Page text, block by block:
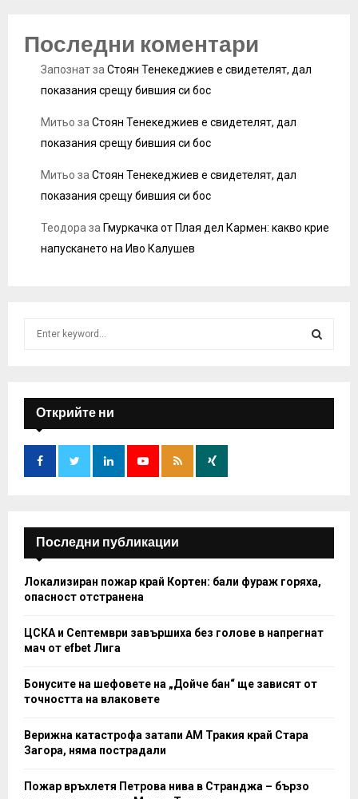
Последни коментари
Запознатза Стоян Тенекеджиев е свидетелят, дал
показания срещу бившия си бос
Митьо за Стоян Тенекеджиев е свидетелят, дал
показания срещу бившия си бос
Митьо за Стоян Тенекеджиев е свидетелят, дал
показания срещу бившия си бос
Теодора за Гмуркачка от Плая дел Кармен: какво крие
напускането на Иво Калушев
f
o
:
E
A
H
Открийте ни
Последни публикации
Локализиран пожар край Кортен: бали фураж горяха,
опасност отстранена
ЦСКА и Септември завършиха без голове в напрегнат
мач от efbet Лига
Бонусите на шефовете на „Дойче бан“ ще зависят от
точността на влаковете
Верижна катастрофа затапи АМ Тракия край Стара
Загора, няма пострадали
Пожар връхлетя Петрова нива в Странджа – бързо